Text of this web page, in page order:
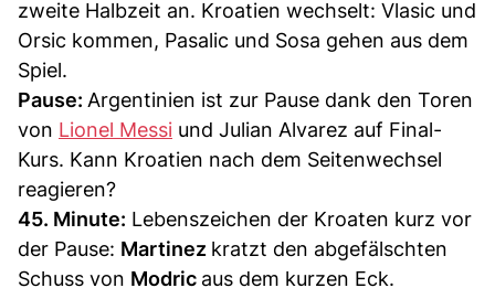
zweite Halbzeit an. Kroatien wechselt: Vlasic und
Orsic kommen, Pasalic und Sosa gehen aus dem
Spiel.
Pause: Argentinien ist zur Pause dank den Toren
von Lionel Messi und Julian Alvarez auf Final-
Kurs. Kann Kroatien nach dem Seitenwechsel
reagieren?
45. Minute: Lebenszeichen der Kroaten kurz vor
der Pause: Martinez kratzt den abgefälschten
Schuss von Modric aus dem kurzen Eck.